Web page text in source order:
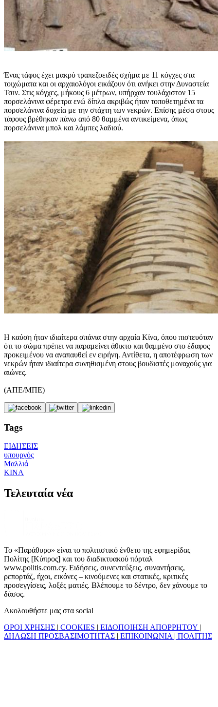
Ένας τάφος έχει μακρύ τραπεζοειδές σχήμα με 11 κόγχες στα
τοιχώματα και οι αρχαιολόγοι εικάζουν ότι ανήκει στην Δυναστεία
Τσιν. Στις κόγχες, μήκους 6 μέτρων, υπήρχαν τουλάχιστον 15
πορσελάνινα φέρετρα ενώ δίπλα ακριβώς ήταν τοποθετημένα τα
πορσελάνινα δοχεία με την στάχτη των νεκρών. Επίσης μέσα στους
τάφους βρέθηκαν πάνω από 80 θαμμένα αντικείμενα, όπως
πορσελάνινα μπολ και λάμπες λαδιού.
Η καύση ήταν ιδιαίτερα σπάνια στην αρχαία Κίνα, όπου πιστευόταν
ότι το σώμα πρέπει να παραμείνει άθικτο και θαμμένο στο έδαφος
προκειμένου να αναπαυθεί εν ειρήνη. Αντίθετα, η αποτέφρωση των
νεκρών ήταν ιδιαίτερα συνηθισμένη στους βουδιστές μοναχούς για
αιώνες.
(ΑΠΕ/ΜΠΕ)
Tags
ΕΙΔΗΣΕΙΣ
υπουργός
Μαλλιά
ΚΙΝΑ
Τελευταία νέα
Το «Παράθυρο» είναι το πολιτιστικό ένθετο της εφημερίδας
Πολίτης [Κύπρος] και του διαδικτυακού πόρταλ
www.politis.com.cy. Ειδήσεις, συνεντεύξεις, συναντήσεις,
ρεπορτάζ, ήχοι, εικόνες – κινούμενες και στατικές, κριτικές
προσεγγίσεις, λοξές ματιές. Βλέπουμε το δέντρο, δεν χάνουμε το
δάσος.
Ακολουθήστε μας στα social
ΟΡΟΙ ΧΡΗΣΗΣ | COOKIES | ΕΙΔΟΠΟΙΗΣΗ ΑΠΟΡΡΗΤΟΥ |
ΔΗΛΩΣΗ ΠΡΟΣΒΑΣΙΜΟΤΗΤΑΣ | ΕΠΙΚΟΙΝΩΝΙΑ | ΠΟΛΙΤΗΣ